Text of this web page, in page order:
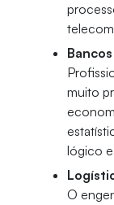
muito
lógico e
O